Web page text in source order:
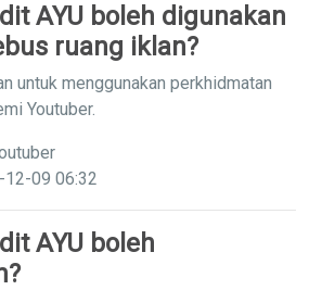
AYU boleh digunakan
ruang iklan?
untuk menggunakan perkhidmatan
Youtuber.
12-09 06:32
AYU boleh